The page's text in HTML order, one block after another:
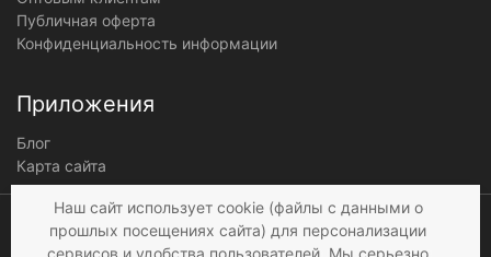
Публичная оферта
Конфиденциальность информации
Приложения
Блог
Карта сайта
Мы получаем и
обрабатываем
персональные данные
Наш сайт использует cookie (файлы с данными о
прошлых посещениях сайта) для персонализации
сервисов и удобства пользователей. Мы серьезно